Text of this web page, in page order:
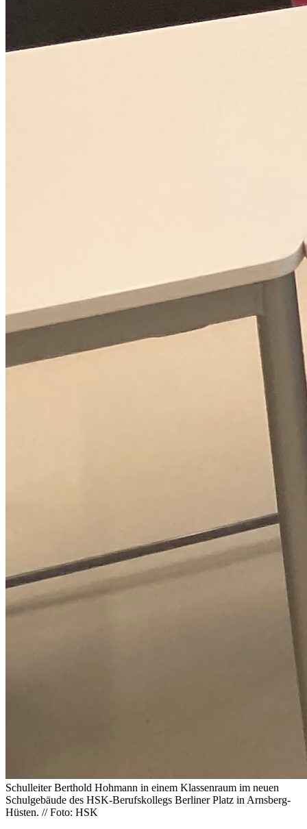
Schulleiter Berthold Hohmann in einem Klassenraum im neuen
Schulgebäude des HSK-Berufskollegs Berliner Platz in Arnsberg-
Hüsten. // Foto: HSK